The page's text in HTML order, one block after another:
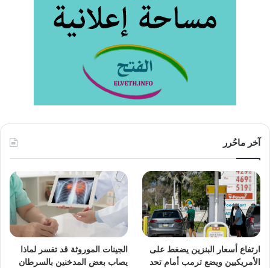
آخر ماحُرر
ارتفاع أسعار البنزين يضغط على
الأمريكيين ويضع ترمب أمام تحد
الجينات الموروثة قد تفسر لماذا
يصاب بعض المدخنين بالسرطان